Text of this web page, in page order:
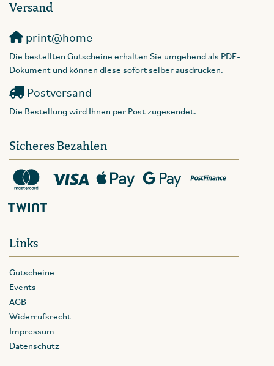
Versand
print@home
Die bestellten Gutscheine erhalten Sie umgehend als PDF-
Dokument und können diese sofort selber ausdrucken.
Postversand
Die Bestellung wird Ihnen per Post zugesendet.
Sicheres Bezahlen
Links
Gutscheine
Events
AGB
Widerrufsrecht
Impressum
Datenschutz